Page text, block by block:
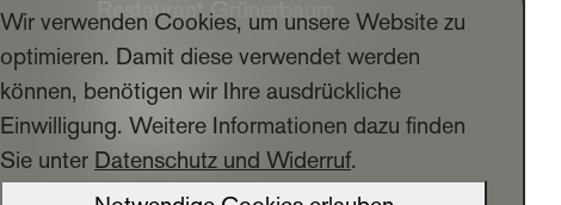
Restaurant Grünerbaum
Freizeit
Kindertagesstätte
Für Mieter
Mieter-App
Wir verwenden Cookies, um unsere Website zu
optimieren. Damit diese verwendet werden
können, benötigen wir Ihre ausdrückliche
Einwilligung. Weitere Informationen dazu finden
Sie unter Datenschutz und Widerruf.